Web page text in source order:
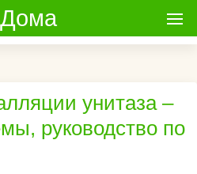
унитаза –
руководство по